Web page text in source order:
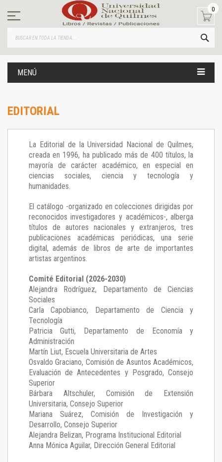
contenido
0
MENÚ
EDITORIAL
La Editorial de la Universidad Nacional de Quilmes,
creada en 1996, ha publicado más de 400 títulos, la
mayoría de carácter académico, en especial en
ciencias sociales, ciencia y tecnología y
humanidades.
El catálogo -organizado en colecciones dirigidas por
reconocidos investigadores y académicos-, alberga
títulos de autores nacionales y extranjeros, tres
publicaciones académicas periódicas, una serie
digital, además de libros de arte de importantes
artistas argentinos.
Comité Editorial (2026-2030)
Alejandra Rodríguez, Departamento de Ciencias
Sociales
Carla Capobianco, Departamento de Ciencia y
Tecnología
Patricia Gutti, Departamento de Economía y
Administración
Martín Liut, Escuela Universitaria de Artes
Osvaldo Graciano, Comisión de Asuntos Académicos,
Evaluación de Antecedentes y Posgrado, Consejo
Superior
Bárbara Altschuler, Comisión de Extensión
Universitaria, Consejo Superior
Mariana Suárez, Comisión de Investigación y
Desarrollo, Consejo Superior
Alejandra Belizan, Programa Institucional Editorial
Anna Mónica Aguilar, Dirección General Editorial